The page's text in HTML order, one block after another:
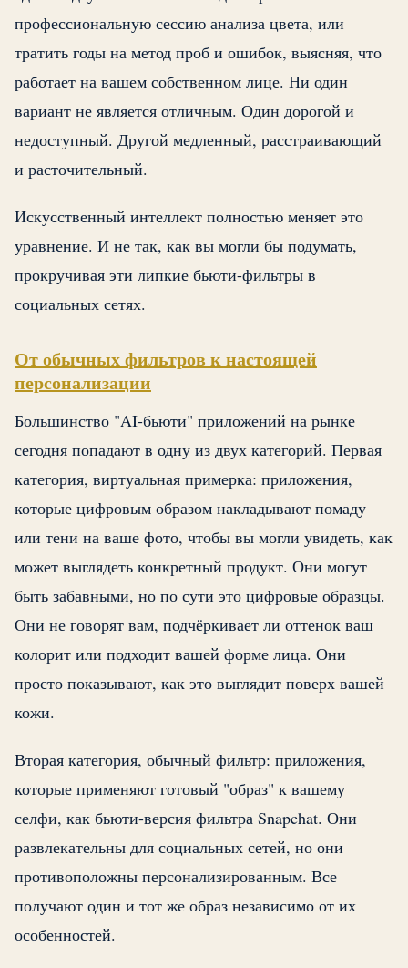
профессиональную сессию анализа цвета, или
тратить годы на метод проб и ошибок, выясняя, что
работает на вашем собственном лице. Ни один
вариант не является отличным. Один дорогой и
недоступный. Другой медленный, расстраивающий
и расточительный.
Искусственный интеллект полностью меняет это
уравнение. И не так, как вы могли бы подумать,
прокручивая эти липкие бьюти-фильтры в
социальных сетях.
От обычных фильтров к настоящей
персонализации
Большинство "AI-бьюти" приложений на рынке
сегодня попадают в одну из двух категорий. Первая
категория, виртуальная примерка: приложения,
которые цифровым образом накладывают помаду
или тени на ваше фото, чтобы вы могли увидеть, как
может выглядеть конкретный продукт. Они могут
быть забавными, но по сути это цифровые образцы.
Они не говорят вам, подчёркивает ли оттенок ваш
колорит или подходит вашей форме лица. Они
просто показывают, как это выглядит поверх вашей
кожи.
Вторая категория, обычный фильтр: приложения,
которые применяют готовый "образ" к вашему
селфи, как бьюти-версия фильтра Snapchat. Они
развлекательны для социальных сетей, но они
противоположны персонализированным. Все
получают один и тот же образ независимо от их
особенностей.